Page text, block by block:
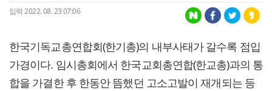
입력 2022. 08. 23 07:06
한국기독교총연합회(한기총)의 내부사태가 갈수록 점입
가경이다. 임시총회에서 한국교회총연합(한교총)과의 통
합을 가결한 후 한동안 뜸했던 고소고발이 재개되는 등